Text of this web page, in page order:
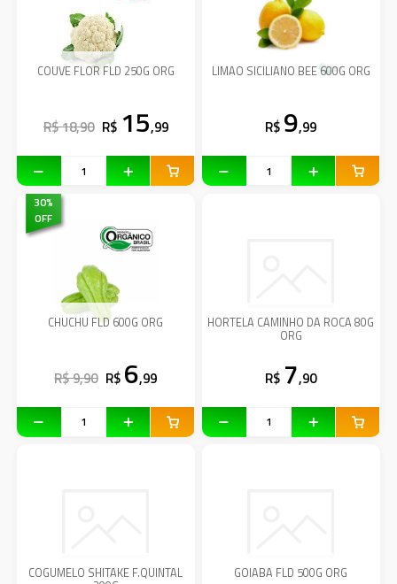
COUVE FLOR FLD 250G ORG
R$ 18,90 R$ 15,99
LIMAO SICILIANO BEE 600G ORG
R$ 9,99
30%
OFF
CHUCHU FLD 600G ORG
R$ 9,90 R$ 6,99
HORTELA CAMINHO DA ROCA 80G
ORG
R$ 7,90
COGUMELO SHITAKE F.QUINTAL GOIABA FLD 500G ORG